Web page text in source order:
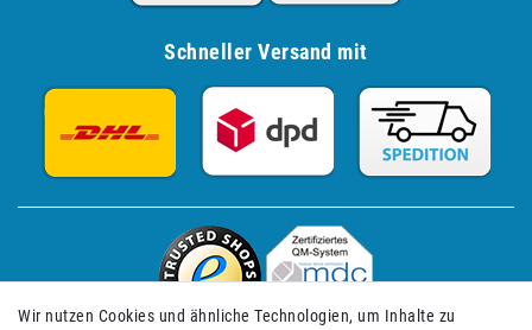
Schneller Versand mit
Wir nutzen Cookies und ähnliche Technologien, um Inhalte zu